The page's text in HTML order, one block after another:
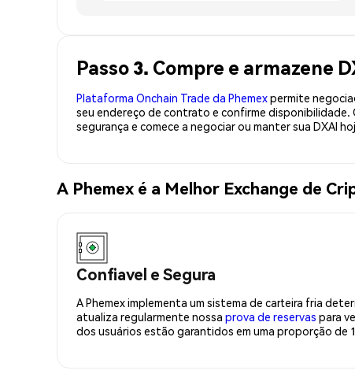
Passo 3. Compre e armazene
Plataforma Onchain Trade da Phemexpermite
seu endereço de contrato e confirme disponibilidade.
segurança e comece a negociar ou manter sua DXAI
A Phemex é a Melhor Exchange de
Confiavel e Segura
A Phemex implementa um sistema de carteira fria
atualiza regularmente nossa prova de reservas para
dos usuários estão garantidos em uma proporção de